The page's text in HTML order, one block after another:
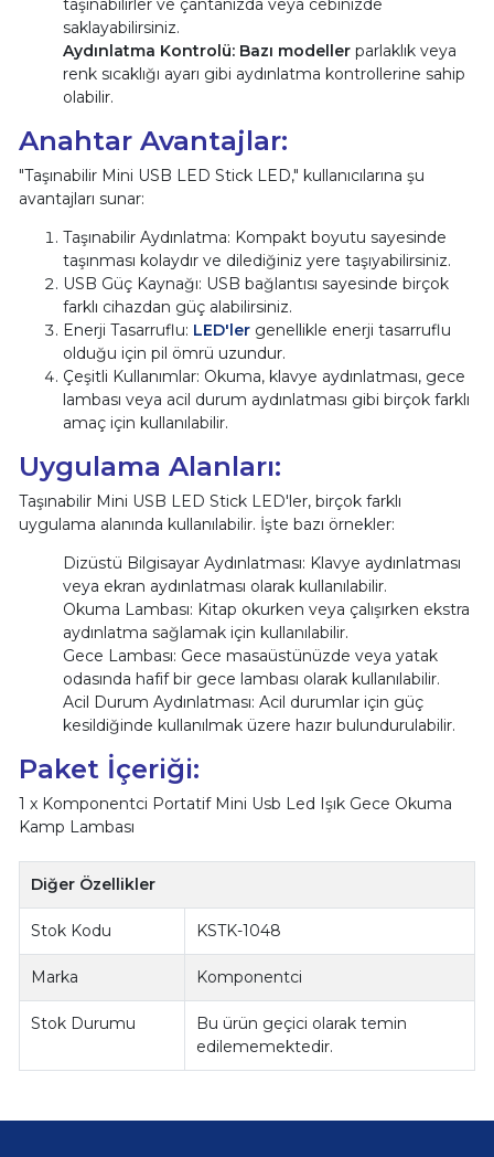
taşınabilirler ve çantanızda veya cebinizde
saklayabilirsiniz.
Aydınlatma Kontrolü:Bazı modellerparlaklık veya
renk sıcaklığı ayarı gibi aydınlatma kontrollerine sahip
olabilir.
Anahtar Avantajlar:
"Taşınabilir Mini USB LED Stick LED," kullanıcılarına şu
avantajları sunar:
Taşınabilir Aydınlatma: Kompakt boyutu sayesinde
taşınması kolaydır ve dilediğiniz yere taşıyabilirsiniz.
USB Güç Kaynağı: USB bağlantısı sayesinde birçok
farklı cihazdan güç alabilirsiniz.
Enerji Tasarruflu: LED'lergenellikle enerji tasarruflu
olduğu için pil ömrü uzundur.
Çeşitli Kullanımlar: Okuma, klavye aydınlatması, gece
lambası veya acil durum aydınlatması gibi birçok farklı
amaç için kullanılabilir.
Uygulama Alanları:
Taşınabilir Mini USB LED Stick LED'ler, birçok farklı
uygulama alanında kullanılabilir. İşte bazı örnekler:
Dizüstü Bilgisayar Aydınlatması: Klavye aydınlatması
veya ekran aydınlatması olarak kullanılabilir.
Okuma Lambası: Kitap okurken veya çalışırken ekstra
aydınlatma sağlamak için kullanılabilir.
Gece Lambası: Gece masaüstünüzde veya yatak
odasında hafif bir gece lambası olarak kullanılabilir.
Acil Durum Aydınlatması: Acil durumlar için güç
kesildiğinde kullanılmak üzere hazır bulundurulabilir.
Paket İçeriği:
1 x Komponentci Portatif Mini Usb Led Işık Gece Okuma
Kamp Lambası
Diğer Özellikler
Stok Kodu KSTK-1048
Marka Komponentci
Stok Durumu
Bu ürün geçici olarak temin
edilememektedir.